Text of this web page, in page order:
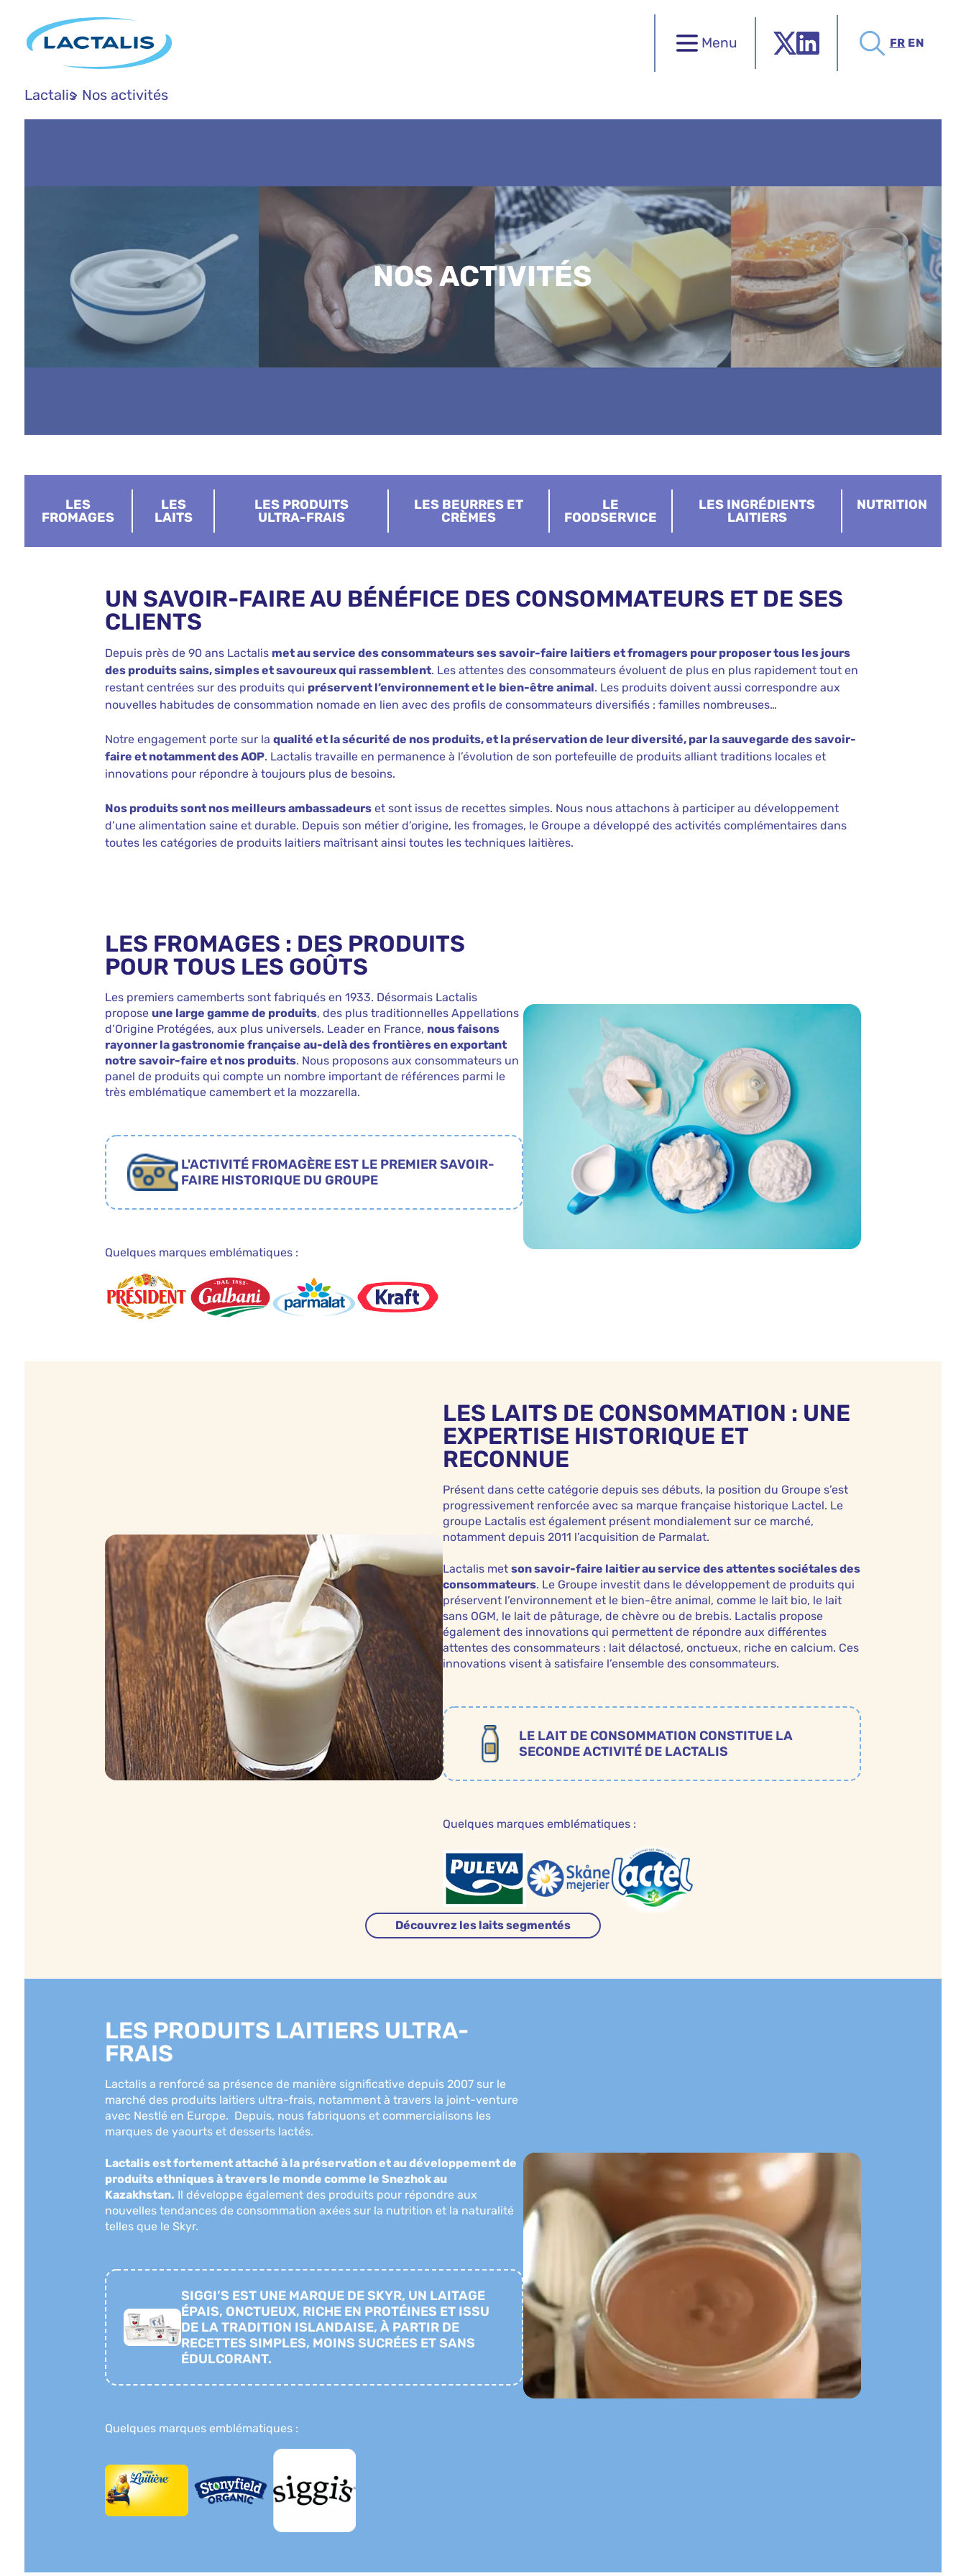
Menu FR EN
Lactalis Nos activités
NOS ACTIVITÉS
LES
FROMAGES
LES
LAITS
LES PRODUITS
ULTRA-FRAIS
LES BEURRES ET
CRÈMES
LE
FOODSERVICE
LES INGRÉDIENTS
LAITIERS
NUTRITION
UN SAVOIR-FAIRE AU BÉNÉFICE DES CONSOMMATEURS ET DE SES
CLIENTS
Depuis près de 90 ans Lactalis met au service des consommateurs ses savoir-faire laitiers et fromagers pour proposer tous les jours
des produits sains, simples et savoureux qui rassemblent. Les attentes des consommateurs évoluent de plus en plus rapidement tout en
restant centrées sur des produits qui préservent l’environnement et le bien-être animal. Les produits doivent aussi correspondre aux
nouvelles habitudes de consommation nomade en lien avec des profils de consommateurs diversifiés : familles nombreuses…
Notre engagement porte sur la qualité et la sécurité de nos produits, et la préservation de leur diversité, par la sauvegarde des savoir-
faire et notamment des AOP. Lactalis travaille en permanence à l’évolution de son portefeuille de produits alliant traditions locales et
innovations pour répondre à toujours plus de besoins.
Nos produits sont nos meilleurs ambassadeurset sont issus de recettes simples. Nous nous attachons à participer au développement
d’une alimentation saine et durable. Depuis son métier d’origine, les fromages, le Groupe a développé des activités complémentaires dans
toutes les catégories de produits laitiers maîtrisant ainsi toutes les techniques laitières.
LES FROMAGES : DES PRODUITS
POUR TOUS LES GOÛTS
Les premiers camemberts sont fabriqués en 1933. Désormais Lactalis
propose une large gamme de produits, des plus traditionnelles Appellations
d’Origine Protégées, aux plus universels. Leader en France, nous faisons
rayonner la gastronomie française au-delà des frontières en exportant
notre savoir-faire et nos produits. Nous proposons aux consommateurs un
panel de produits qui compte un nombre important de références parmi le
très emblématique camembert et la mozzarella.
L'ACTIVITÉ FROMAGÈRE EST LE PREMIER SAVOIR-
FAIRE HISTORIQUE DU GROUPE
Quelques marques emblématiques :
LES LAITS DE CONSOMMATION : UNE
EXPERTISE HISTORIQUE ET
RECONNUE
Présent dans cette catégorie depuis ses débuts, la position du Groupe s’est
progressivement renforcée avec sa marque française historique Lactel. Le
groupe Lactalis est également présent mondialement sur ce marché,
notamment depuis 2011 l’acquisition de Parmalat.
Lactalis met son savoir-faire laitier au service des attentes sociétales des
consommateurs. Le Groupe investit dans le développement de produits qui
préservent l’environnement et le bien-être animal, comme le lait bio, le lait
sans OGM, le lait de pâturage, de chèvre ou de brebis. Lactalis propose
également des innovations qui permettent de répondre aux différentes
attentes des consommateurs : lait délactosé, onctueux, riche en calcium. Ces
innovations visent à satisfaire l’ensemble des consommateurs.
LE LAIT DE CONSOMMATION CONSTITUE LA
SECONDE ACTIVITÉ DE LACTALIS
Quelques marques emblématiques :
Découvrez les laits segmentés
LES PRODUITS LAITIERS ULTRA-
FRAIS
Lactalis a renforcé sa présence de manière significative depuis 2007 sur le
marché des produits laitiers ultra-frais, notamment à travers la joint-venture
avec Nestlé en Europe. Depuis, nous fabriquons et commercialisons les
marques de yaourts et desserts lactés.
Lactalis est fortement attaché à la préservation et au développement de
produits ethniques à travers le monde comme le Snezhok au
Kazakhstan. Il développe également des produits pour répondre aux
nouvelles tendances de consommation axées sur la nutrition et la naturalité
telles que le Skyr.
SIGGI’S EST UNE MARQUE DE SKYR, UN LAITAGE
ÉPAIS, ONCTUEUX, RICHE EN PROTÉINES ET ISSU
DE LA TRADITION ISLANDAISE, À PARTIR DE
RECETTES SIMPLES, MOINS SUCRÉES ET SANS
ÉDULCORANT.
Quelques marques emblématiques :